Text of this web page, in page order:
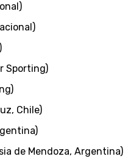
Sporting)
Chile)
de Mendoza, Argentina)